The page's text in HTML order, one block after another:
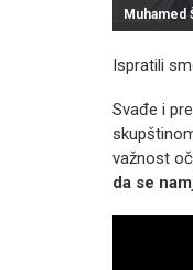
Muhamed
Ispratili
Svađe i
važnost
da se